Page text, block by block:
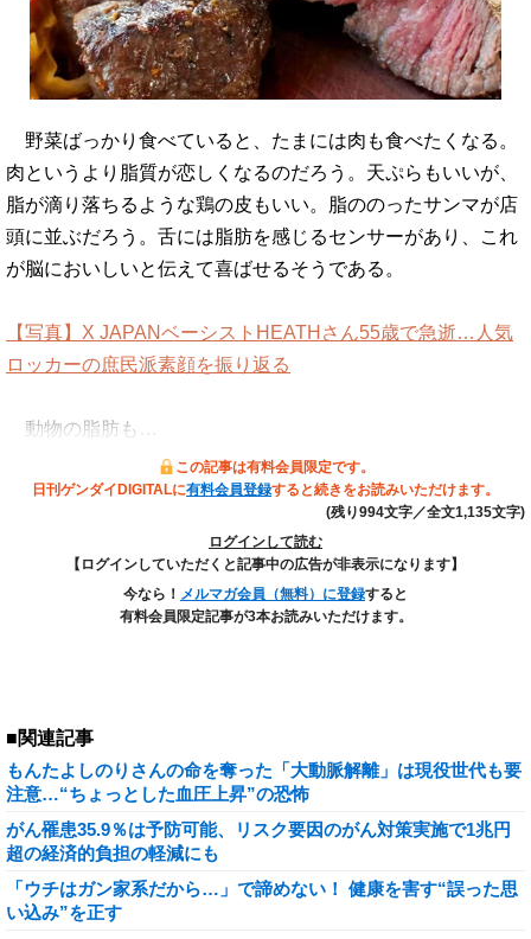
野菜ばっかり食べていると、たまには肉も食べたくなる。
肉というより脂質が恋しくなるのだろう。天ぷらもいいが、
脂が滴り落ちるような鶏の皮もいい。脂ののったサンマが店
頭に並ぶだろう。舌には脂肪を感じるセンサーがあり、これ
が脳においしいと伝えて喜ばせるそうである。
【写真】X JAPANベーシストHEATHさん55歳で急逝…人気
ロッカーの庶民派素顔を振り返る
動物の脂肪も…
この記事は有料会員限定です。
日刊ゲンダイDIGITALに有料会員登録すると続きをお読みいただけます。
(残り994文字／全文1,135文字)
ログインして読む
【ログインしていただくと記事中の広告が非表示になります】
今なら！ メルマガ会員（無料）に登録すると
有料会員限定記事が3本お読みいただけます。
■関連記事
もんたよしのりさんの命を奪った「大動脈解離」は現役世代も要
注意…“ちょっとした血圧上昇”の恐怖
がん罹患35.9％は予防可能、リスク要因のがん対策実施で1兆円
超の経済的負担の軽減にも
「ウチはガン家系だから…」で諦めない！ 健康を害す“誤った思
い込み”を正す